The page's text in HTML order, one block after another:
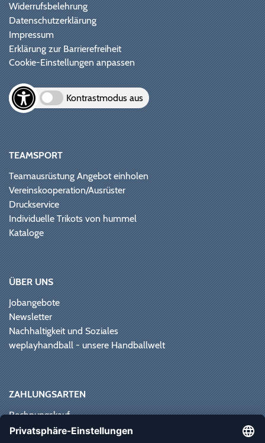
Widerrufsbelehrung
Datenschutzerklärung
Impressum
Erklärung zur Barrierefreiheit
Cookie-Einstellungen anpassen
Kontrastmodus aus
TEAMSPORT
Teamausrüstung Angebot einholen
Vereinskooperation/Ausrüster
Druckservice
Individuelle Trikots von hummel
Kataloge
ÜBER UNS
Jobangebote
Newsletter
Nachhaltigkeit und Soziales
weplayhandball - unsere Handballwelt
ZAHLUNGSARTEN
Rechnungskauf
Paypal